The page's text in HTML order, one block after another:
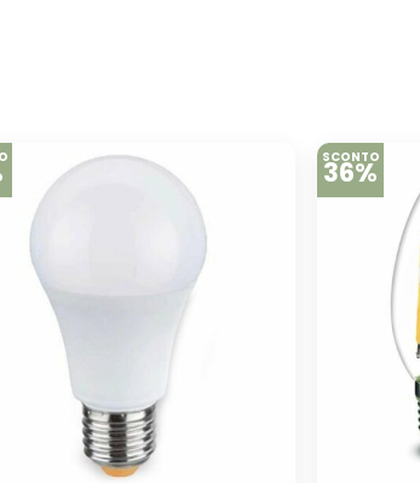
SCONTO
36%